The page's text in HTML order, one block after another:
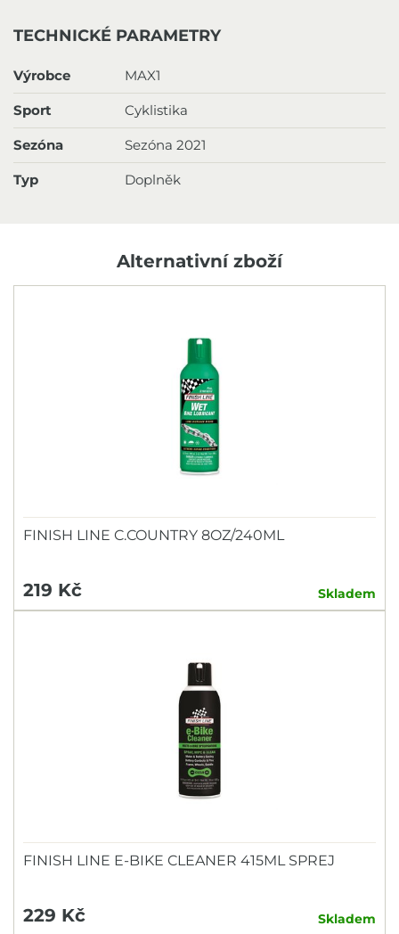
TECHNICKÉ PARAMETRY
Výrobce MAX1
Sport Cyklistika
Sezóna Sezóna 2021
Typ Doplněk
Alternativní zboží
FINISH LINE C.COUNTRY 8OZ/240ML
219 Kč Skladem
FINISH LINE E-BIKE CLEANER 415ML SPREJ
229 Kč Skladem